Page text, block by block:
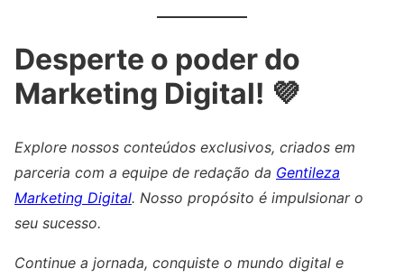
Desperte o poder do
Marketing Digital! 💜
Explore nossos conteúdos exclusivos, criados em
parceria com a equipe de redação da Gentileza
Marketing Digital. Nosso propósito é impulsionar o
seu sucesso.
Continue a jornada, conquiste o mundo digital e